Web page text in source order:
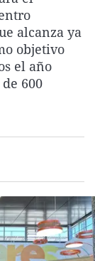
de los vientos
viajera
el perro y el
de
Viuda
alcanza ya
objetivo
el año
600